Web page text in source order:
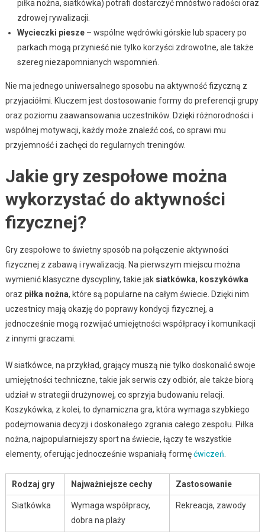
piłka nożna, siatkówka) potrafi dostarczyć mnóstwo radości oraz
zdrowej rywalizacji.
Wycieczki piesze– wspólne wędrówki górskie lub spacery po
parkach mogą przynieść nie tylko korzyści zdrowotne, ale także
szereg niezapomnianych wspomnień.
Nie ma jednego uniwersalnego sposobu na aktywność fizyczną z
przyjaciółmi. Kluczem jest dostosowanie formy do preferencji grupy
oraz poziomu zaawansowania uczestników. Dzięki różnorodności i
wspólnej motywacji, każdy może znaleźć coś, co sprawi mu
przyjemność i zachęci do regularnych treningów.
Jakie gry zespołowe można
wykorzystać do aktywności
fizycznej?
Gry zespołowe to świetny sposób na połączenie aktywności
fizycznej z zabawą i rywalizacją. Na pierwszym miejscu można
wymienić klasyczne dyscypliny, takie jak siatkówka, koszykówka
oraz piłka nożna, które są popularne na całym świecie. Dzięki nim
uczestnicy mają okazję do poprawy kondycji fizycznej, a
jednocześnie mogą rozwijać umiejętności współpracy i komunikacji
z innymi graczami.
W siatkówce, na przykład, grający muszą nie tylko doskonalić swoje
umiejętności techniczne, takie jak serwis czy odbiór, ale także biorą
udział w strategii drużynowej, co sprzyja budowaniu relacji.
Koszykówka, z kolei, to dynamiczna gra, która wymaga szybkiego
podejmowania decyzji i doskonałego zgrania całego zespołu. Piłka
nożna, najpopularniejszy sport na świecie, łączy te wszystkie
elementy, oferując jednocześnie wspaniałą formęćwiczeń.
Rodzaj gry Najważniejsze cechy Zastosowanie
Siatkówka
Wymaga współpracy,
dobra na plaży
Rekreacja, zawody